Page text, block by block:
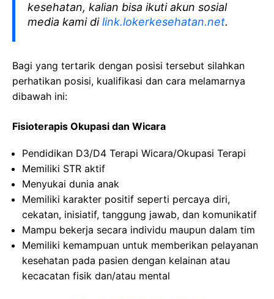
kesehatan, kalian bisa ikuti akun sosial
media kami dilink.lokerkesehatan.net.
Bagi yang tertarik dengan posisi tersebut silahkan
perhatikan posisi, kualifikasi dan cara melamarnya
dibawah ini:
Fisioterapis Okupasi dan Wicara
Pendidikan D3/D4 Terapi Wicara/Okupasi Terapi
Memiliki STR aktif
Menyukai dunia anak
Memiliki karakter positif seperti percaya diri,
cekatan, inisiatif, tanggung jawab, dan komunikatif
Mampu bekerja secara individu maupun dalam tim
Memiliki kemampuan untuk memberikan pelayanan
kesehatan pada pasien dengan kelainan atau
kecacatan fisik dan/atau mental